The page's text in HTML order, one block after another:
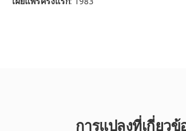
การแปลงที่เกี่ยวข้